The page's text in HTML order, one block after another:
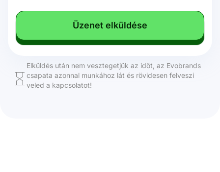
Üzenet elküldése
Elküldés után nem vesztegetjük az időt, az Evobrands
csapata azonnal munkához lát és rövidesen felveszi
veled a kapcsolatot!